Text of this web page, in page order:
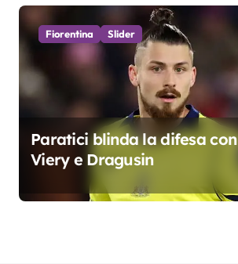
Fiorentina Slider
Paratici blinda la difesa con
Viery e Dragusin